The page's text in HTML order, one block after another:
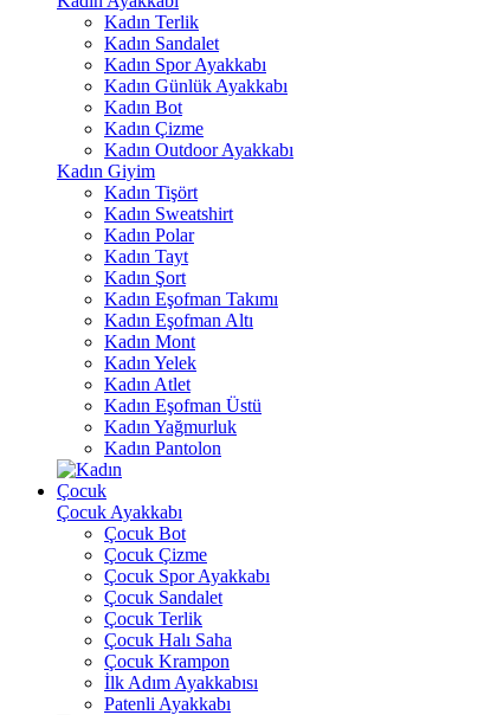
Kadın Terlik
Kadın Sandalet
Kadın Spor Ayakkabı
Kadın Günlük Ayakkabı
Kadın Bot
Kadın Çizme
Kadın Outdoor Ayakkabı
Kadın Giyim
Kadın Tişört
Kadın Sweatshirt
Kadın Polar
Kadın Tayt
Kadın Şort
Kadın Eşofman Takımı
Kadın Eşofman Altı
Kadın Mont
Kadın Yelek
Kadın Atlet
Kadın Eşofman Üstü
Kadın Yağmurluk
Kadın Pantolon
Çocuk
Çocuk Ayakkabı
Çocuk Bot
Çocuk Çizme
Çocuk Spor Ayakkabı
Çocuk Sandalet
Çocuk Terlik
Çocuk Halı Saha
Çocuk Krampon
İlk Adım Ayakkabısı
Patenli Ayakkabı